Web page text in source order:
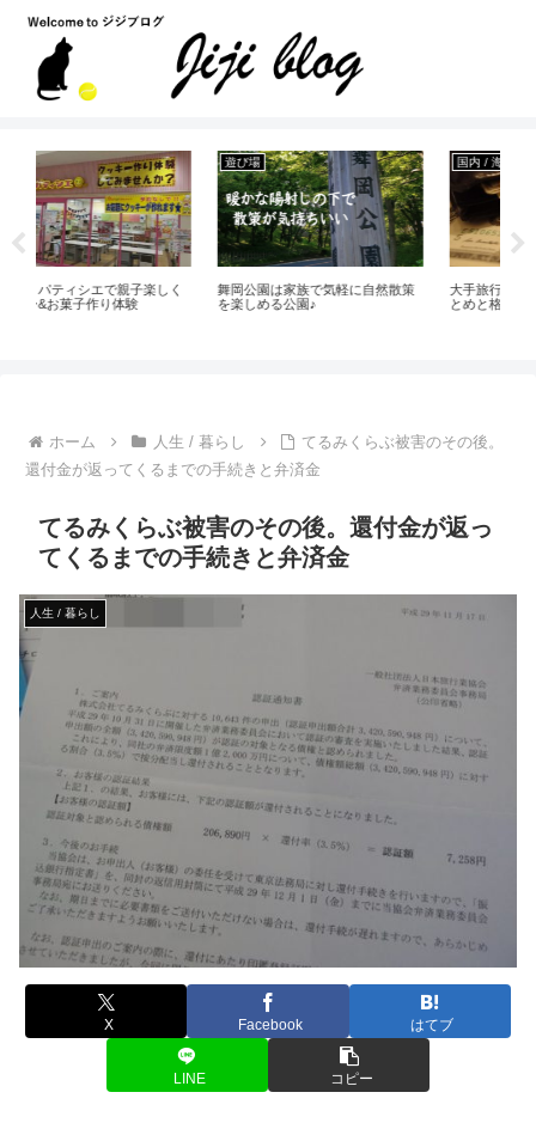
遊び場
舞岡公園は家族で気軽に自然散策
を楽しめる公園♪
国内 / 海外旅行
大手旅行会社のグアム旅行代金ま
とめと格安の安い時期
ホーム 人生 / 暮らし
てるみくらぶ被害のその後。
還付金が返ってくるまでの手続きと弁済金
てるみくらぶ被害のその後。還付金が返っ
てくるまでの手続きと弁済金
人生 / 暮らし
X Facebook はてブ
LINE コピー